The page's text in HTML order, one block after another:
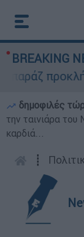
BREAKING
προκλήσεων
δημοφιλές
την ταινιάρα
καρδιά...
┋